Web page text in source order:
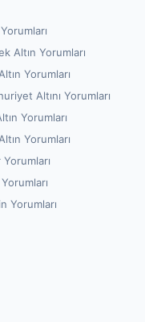
Altın Yorumları
Yorumları
Altını Yorumları
Yorumları
Yorumları
Yorumları
Yorumları